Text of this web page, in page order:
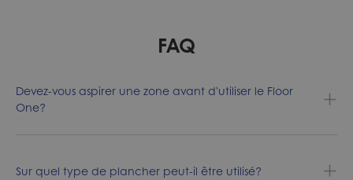
FAQ
Devez-vous aspirer une zone avant d'utiliser le Floor
One?
Sur quel type de plancher peut-il être utilisé?